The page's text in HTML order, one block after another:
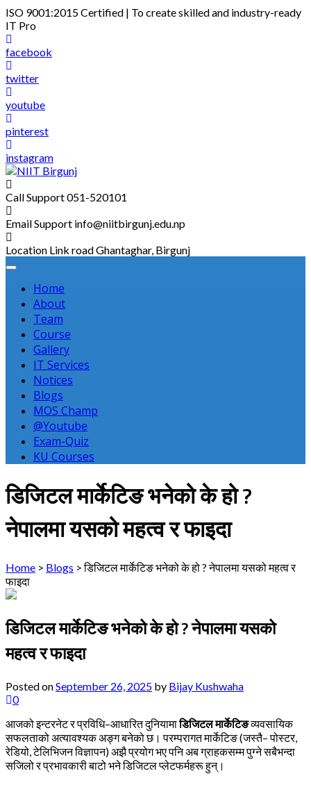
Skip
to
content
ISO 9001:2015 Certified | To create skilled and industry-ready
IT Pro
facebook
twitter
youtube
pinterest
instagram
Call Support051-520101
Email Support info@niitbirgunj.edu.np
Location Link road Ghantaghar, Birgunj
Home
About
Team
Course
Gallery
IT Services
Notices
Blogs
MOS Champ
@Youtube
Exam-Quiz
KU Courses
डिजिटल मार्केटिङ भनेको के हो ?
नेपालमा यसको महत्व र फाइदा
Home > Blogs >डिजिटल मार्केटिङ भनेको के हो ? नेपालमा यसको महत्व र
फाइदा
डिजिटल मार्केटिङ भनेको के हो ? नेपालमा यसको
महत्व र फाइदा
Posted onSeptember 26, 2025 by Bijay Kushwaha
0
आजको इन्टरनेट र प्रविधि–आधारित दुनियामाडिजिटल मार्केटिङव्यवसायिक
सफलताको अत्यावश्यक अङ्ग बनेको छ। परम्परागत मार्केटिङ (जस्तै– पोस्टर,
रेडियो, टेलिभिजन विज्ञापन) अझै प्रयोग भए पनि अब ग्राहकसम्म पुग्ने सबैभन्दा
सजिलो र प्रभावकारी बाटो भने डिजिटल प्लेटफर्महरू हुन्।